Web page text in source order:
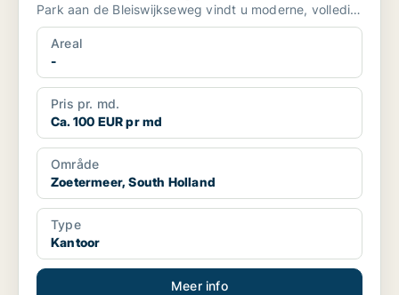
Park aan de Bleiswijkseweg vindt u moderne, volledig
ingerichte we...
Areal
-
Pris pr. md.
Ca. 100 EUR pr md
Område
Zoetermeer, South Holland
Type
Kantoor
Meer info